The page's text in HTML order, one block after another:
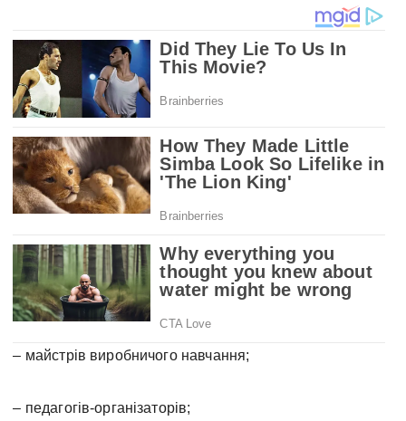
– майстрів виробничого навчання;
– педагогів-організаторів;